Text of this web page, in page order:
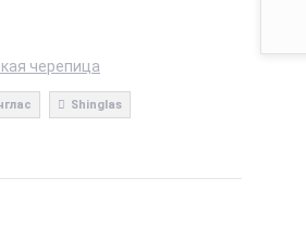
черепица
Shinglas